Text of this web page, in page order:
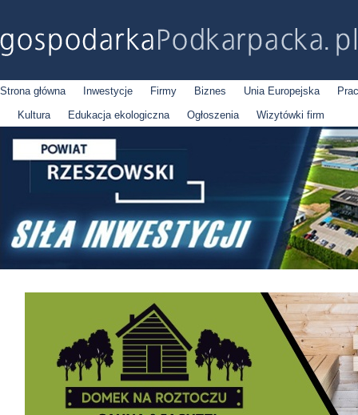
Strona główna Inwestycje Firmy Biznes Unia Europejska
Kultura
Edukacja ekologiczna Ogłoszenia Wizytówki firm